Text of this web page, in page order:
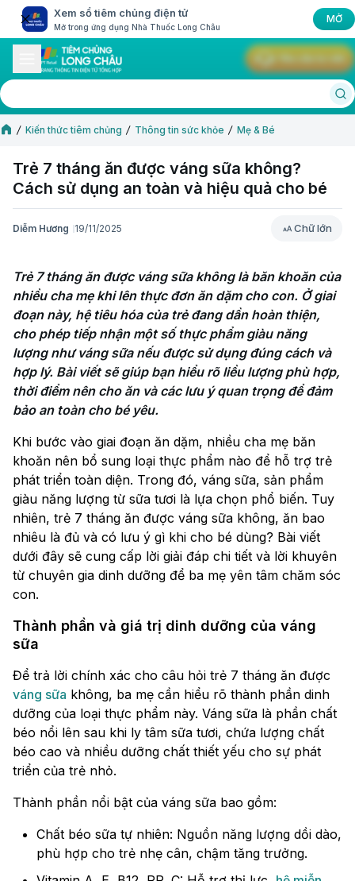
Xem sổ tiêm chủng điện tử
Mở trong ứng dụng Nhà Thuốc Long Châu
MỞ
Kiến thức tiêm chủng Thông tin sức khỏe Mẹ & Bé
Trẻ 7 tháng ăn được váng sữa không?
Cách sử dụng an toàn và hiệu quả cho bé
Diễm Hương 19/11/2025 Chữ lớn
Chữ lớn
Trẻ 7 tháng ăn được váng sữa không là băn khoăn của
nhiều cha mẹ khi lên thực đơn ăn dặm cho con. Ở giai
đoạn này, hệ tiêu hóa của trẻ đang dần hoàn thiện,
cho phép tiếp nhận một số thực phẩm giàu năng
lượng như váng sữa nếu được sử dụng đúng cách và
hợp lý. Bài viết sẽ giúp bạn hiểu rõ liều lượng phù hợp,
thời điểm nên cho ăn và các lưu ý quan trọng để đảm
Khi bước vào giai đoạn ăn dặm, nhiều cha mẹ băn
khoăn nên bổ sung loại thực phẩm nào để hỗ trợ trẻ
phát triển toàn diện. Trong đó, váng sữa, sản phẩm
giàu năng lượng từ sữa tươi là lựa chọn phổ biến. Tuy
nhiên, trẻ 7 tháng ăn được váng sữa không, ăn bao
nhiêu là đủ và có lưu ý gì khi cho bé dùng? Bài viết
dưới đây sẽ cung cấp lời giải đáp chi tiết và lời khuyên
từ chuyên gia dinh dưỡng để ba mẹ yên tâm chăm sóc
con.
Thành phần và giá trị dinh dưỡng của váng
sữa
Để trả lời chính xác cho câu hỏi trẻ 7 tháng ăn được
váng sữa không, ba mẹ cần hiểu rõ thành phần dinh
dưỡng của loại thực phẩm này. Váng sữa là phần chất
béo nổi lên sau khi ly tâm sữa tươi, chứa lượng chất
béo cao và nhiều dưỡng chất thiết yếu cho sự phát
triển của trẻ nhỏ.
Thành phần nổi bật của váng sữa bao gồm:
Chất béo sữa tự nhiên: Nguồn năng lượng dồi dào,
phù hợp cho trẻ nhẹ cân, chậm tăng trưởng.